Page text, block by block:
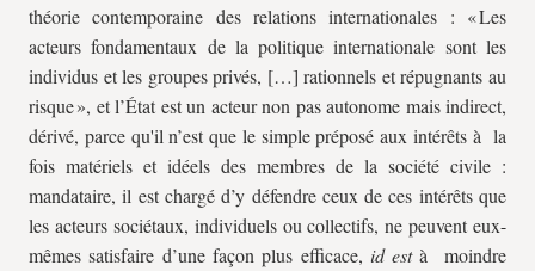
théorie contemporaine des relations internationales : « Les
acteurs fondamentaux de la politique internationale sont les
individus et les groupes privés, […] rationnels et répugnants au
risque », et l’État est un acteur non pas autonome mais indirect,
dérivé, parce qu'il n’est que le simple préposé aux intérêts à la
fois matériels et idéels des membres de la société civile :
mandataire, il est chargé d’y défendre ceux de ces intérêts que
les acteurs sociétaux, individuels ou collectifs, ne peuvent eux-
mêmes satisfaire d’une façon plus efficace, id està moindre